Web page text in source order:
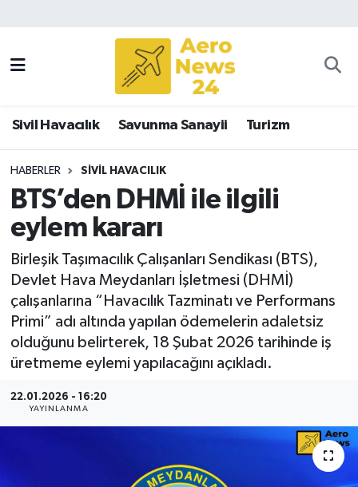
Sivil Havacılık Savunma Sanayii Turizm
HABERLER SIVIL HAVACILIK
BTS’den DHMİ ile ilgili
eylem kararı
Birleşik Taşımacılık Çalışanları Sendikası (BTS),
Devlet Hava Meydanları İşletmesi (DHMİ)
çalışanlarına “Havacılık Tazminatı ve Performans
Primi” adı altında yapılan ödemelerin adaletsiz
olduğunu belirterek, 18 Şubat 2026 tarihinde iş
üretmeme eylemi yapılacağını açıkladı.
22.01.2026 - 16:20
YAYINLANMA